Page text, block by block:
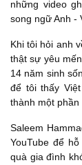
những video
song ngữ Anh -
Khi tôi hỏi anh
thật sự yêu
14 năm sinh
để tôi thấy
thành một phần
Saleem
YouTube để
quà gia đình